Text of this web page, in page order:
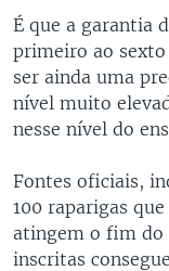
É que a garantia
primeiro ao sexto
ser ainda uma
nível muito
nesse nível do
Fontes oficiais,
100 raparigas
atingem o fim do
inscritas